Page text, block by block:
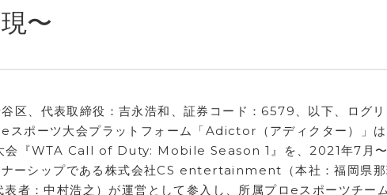
〜
区、代表取締役：吉永浩和、証券コード：6579、以下、ログ
スポーツ大会プラットフォーム「Adictor（アディクター）」
『WTA Call of Duty: Mobile Season 1』を、2021年7月
ーシップである株式会社CS entertainment（本社：福岡県那
者：中村浩之）が運営として参入し、所属プロeスポーツチー